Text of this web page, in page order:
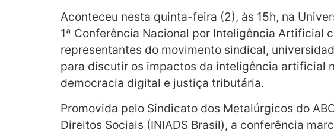
Aconteceu nesta quinta-feira (2), às 15h, na
1ª Conferência Nacional por Inteligência Artificial
representantes do movimento sindical,
para discutir os impactos da inteligência artificial
democracia digital e justiça tributária.
Promovida pelo Sindicato dos Metalúrgicos do
Direitos Sociais (INIADS Brasil), a conferência